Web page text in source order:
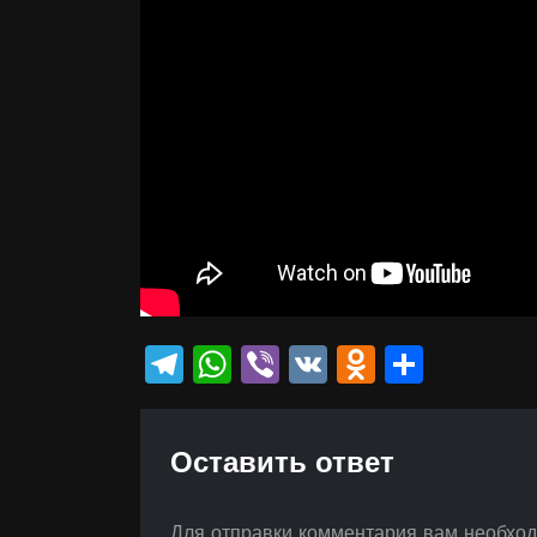
Telegram
WhatsApp
Viber
VK
Оставить ответ